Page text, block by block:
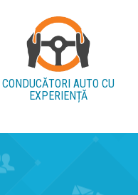
CONDUCĂTORI AUTO CU
EXPERIENȚĂ